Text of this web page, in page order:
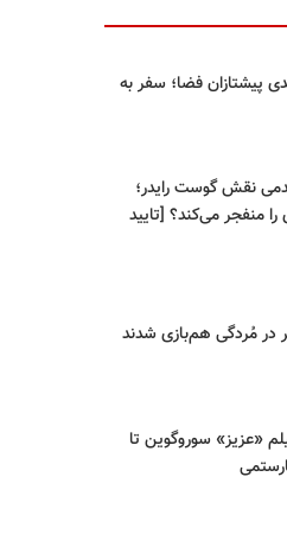
پیشتازان فضا؛ سفر به
نقش گوست رایدر؛
منفجر می‌کند؟ [تایید
در مُردگی هم‌بازی شدند
«عزیز» سوروگوین تا